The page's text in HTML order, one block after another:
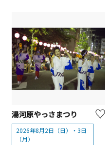
湯河原やっさまつり
2026年8月2日（日）・3日
（月）